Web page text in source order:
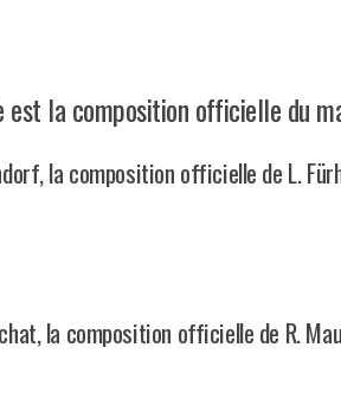
est la composition officielle du
la composition officielle de L.
la composition officielle de R.